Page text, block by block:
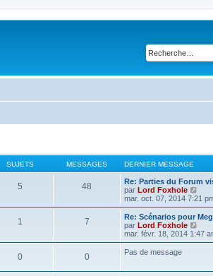
SUJETS MESSAGES DERNIER MESSAGE
5 48
Re: Parties du Forum
par Lord Foxhole
o
i
r
e
i
mar. oct. 07, 2014 7:21
1 7
Re: Scénarios pour
par Lord Foxhole
o
i
mar. févr. 18, 2014 1:47
0 0 Pas de message